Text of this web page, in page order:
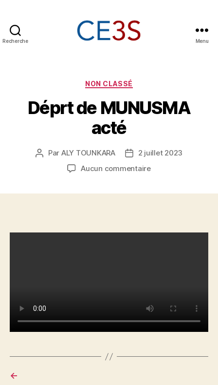
Recherche Menu
Catégories
NON CLASSÉ
Déprt de MUNUSMA
acté
Auteur
Par ALY TOUNKARA
Date
de
2 juillet 2023
Aucun commentairesur
←